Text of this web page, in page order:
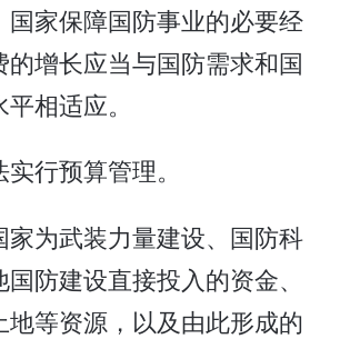
家保障国防事业的必要经
的增长应当与国防需求和国
相适应。
行预算管理。
为武装力量建设、国防科
防建设直接投入的资金、
地等资源，以及由此形成的